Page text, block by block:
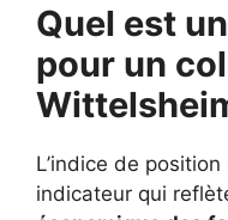
Quel est
pour un
L’indice de
indicateur qui